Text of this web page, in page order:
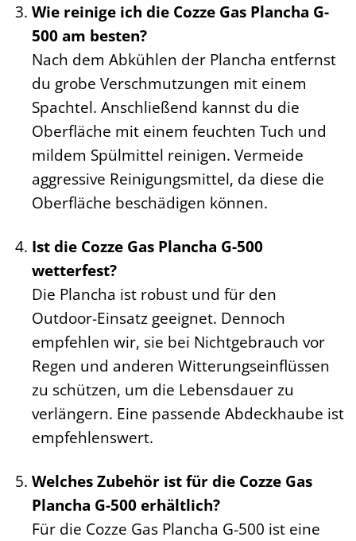
Wie reinige ich die Cozze Gas Plancha G-
500 am besten?
Nach dem Abkühlen der Plancha entfernst
du grobe Verschmutzungen mit einem
Spachtel. Anschließend kannst du die
Oberfläche mit einem feuchten Tuch und
mildem Spülmittel reinigen. Vermeide
aggressive Reinigungsmittel, da diese die
Oberfläche beschädigen können.
Ist die Cozze Gas Plancha G-500
wetterfest?
Die Plancha ist robust und für den
Outdoor-Einsatz geeignet. Dennoch
empfehlen wir, sie bei Nichtgebrauch vor
Regen und anderen Witterungseinflüssen
zu schützen, um die Lebensdauer zu
verlängern. Eine passende Abdeckhaube ist
empfehlenswert.
Welches Zubehör ist für die Cozze Gas
Plancha G-500 erhältlich?
Für die Cozze Gas Plancha G-500 ist eine